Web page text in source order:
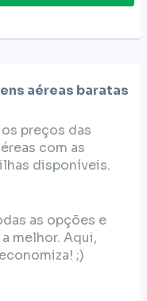
aéreas baratas
preços das
com as
disponíveis.
as opções e
melhor. Aqui,
;)